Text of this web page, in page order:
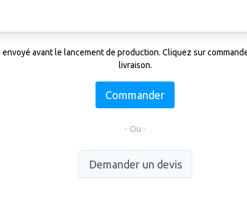
envoyé avant le lancement de production. Cliquez sur
livraison.
Commander
- Ou -
Demander un devis